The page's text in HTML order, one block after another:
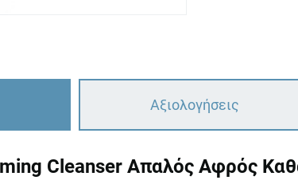
Αξιολογήσεις
Cleanser Απαλός Αφρός